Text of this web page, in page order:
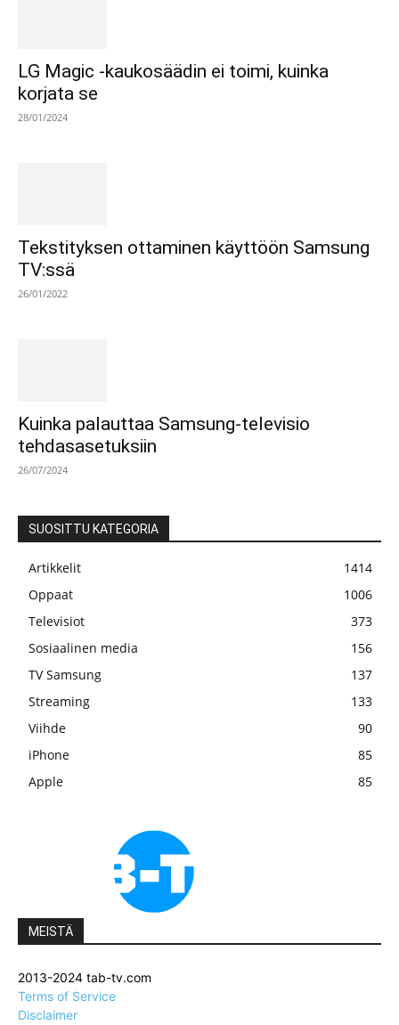
LG Magic -kaukosäädin ei toimi, kuinka
korjata se
28/01/2024
Tekstityksen ottaminen käyttöön Samsung
TV:ssä
26/01/2022
Kuinka palauttaa Samsung-televisio
tehdasasetuksiin
26/07/2024
SUOSITTU KATEGORIA
Artikkelit
1414
Oppaat
1006
Televisiot
373
Sosiaalinen media
156
TV Samsung
137
Streaming
133
Viihde
90
iPhone
85
Apple
85
MEISTÄ
2013-2024 tab-tv.com
Terms of Service
Disclaimer